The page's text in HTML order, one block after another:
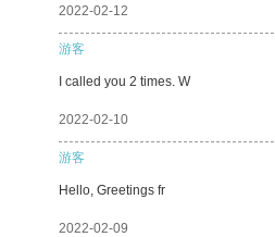
2022-02-12
游客
I called you 2 times. W
2022-02-10
游客
Hello, Greetings fr
2022-02-09